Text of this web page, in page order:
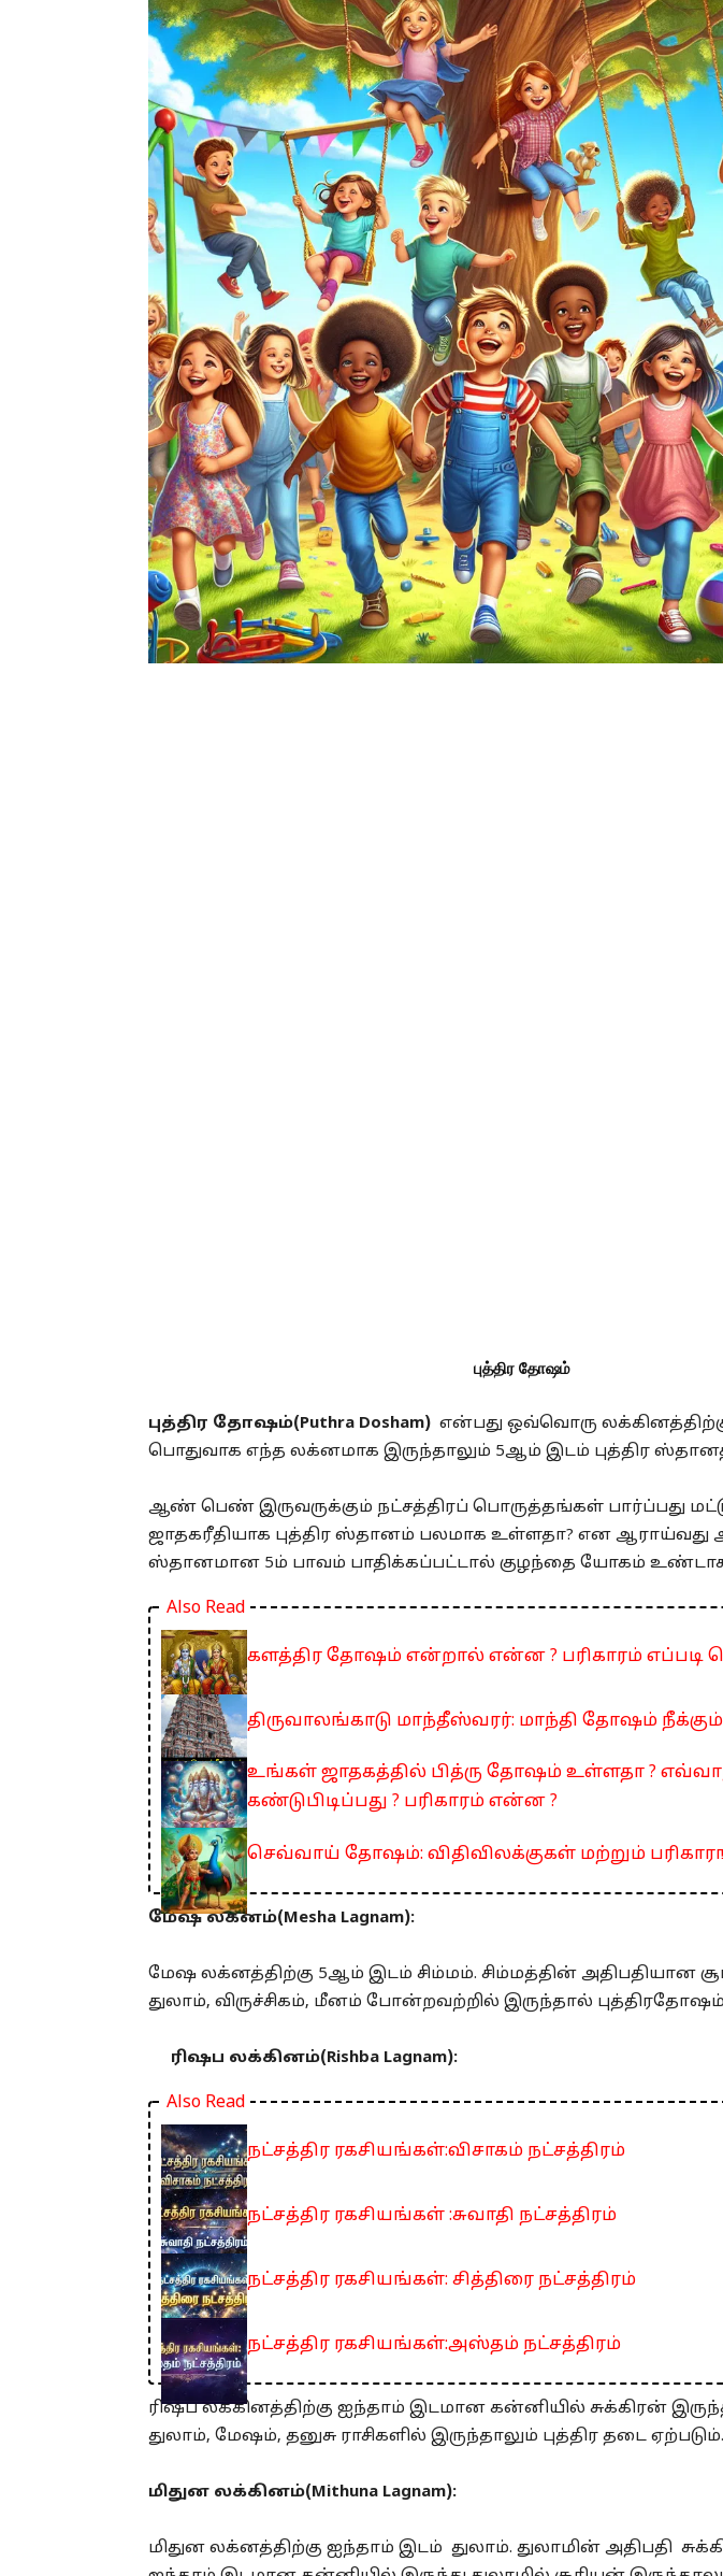
புத்திர தோஷம்
புத்திர தோஷம்(Puthra Dosham) என்பது ஒவ்வொரு
பொதுவாக எந்த லக்னமாக இருந்தாலும் 5ஆம் இடம் புத்திர
ஆண் பெண் இருவருக்கும் நட்சத்திரப் பொருத்தங்கள் பார்ப்பது
ஜாதகரீதியாக புத்திர ஸ்தானம் பலமாக உள்ளதா? என ஆராய்வது
ஸ்தானமான 5ம் பாவம் பாதிக்கப்பட்டால் குழந்தை யோகம்
Also Read
களத்திர தோஷம் என்றால் என்ன ? பரிகாரம் எப்படி
திருவாலங்காடு மாந்தீஸ்வரர்: மாந்தி தோஷம்
உங்கள் ஜாதகத்தில் பித்ரு தோஷம் உள்ளதா ?
கண்டுபிடிப்பது ? பரிகாரம் என்ன ?
செவ்வாய் தோஷம்: விதிவிலக்குகள் மற்றும்
மேஷ லக்னம்(Mesha Lagnam):
மேஷ லக்னத்திற்கு 5ஆம் இடம் சிம்மம். சிம்மத்தின் அதிபதியான
துலாம், விருச்சிகம், மீனம் போன்றவற்றில் இருந்தால்
ரிஷப லக்கினம்(Rishba Lagnam):
Also Read
நட்சத்திர ரகசியங்கள்:விசாகம் நட்சத்திரம்
நட்சத்திர ரகசியங்கள் :சுவாதி நட்சத்திரம்
நட்சத்திர ரகசியங்கள்: சித்திரை நட்சத்திரம்
நட்சத்திர ரகசியங்கள்:அஸ்தம் நட்சத்திரம்
ரிஷப லக்கினத்திற்கு ஐந்தாம் இடமான கன்னியில் சுக்கிரன்
துலாம், மேஷம், தனுசு ராசிகளில் இருந்தாலும் புத்திர தடை ஏற்படும்.
மிதுன லக்கினம்(Mithuna Lagnam):
மிதுன லக்னத்திற்கு ஐந்தாம் இடம் துலாம். துலாமின் அதிபதி